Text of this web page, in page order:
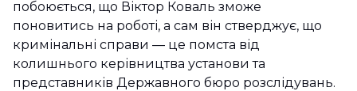
побоюється, що Віктор Коваль зможе
поновитись на роботі, а сам він стверджує, що
кримінальні справи — це помста від
колишнього керівництва установи та
представників Державного бюро розслідувань.